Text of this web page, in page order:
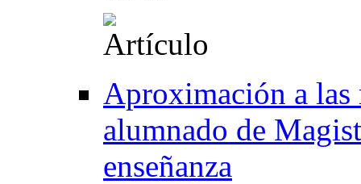
Aproximación a las
alumnado de
enseñanza